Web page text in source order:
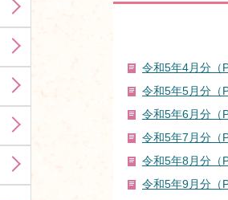
令和5年4月分（
令和5年5月分（
令和5年6月分（
令和5年7月分（
令和5年8月分（
令和5年9月分（